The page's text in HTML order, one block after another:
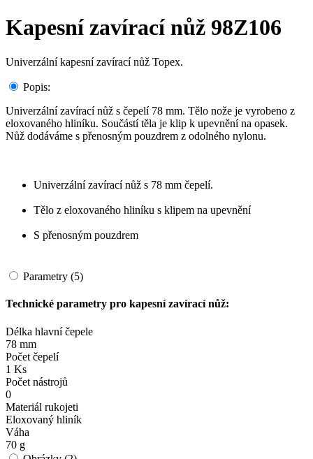
Kapesní zavírací nůž 98Z106
Univerzální kapesní zavírací nůž Topex.
Popis:
Univerzální zavírací nůž s čepelí 78 mm. Tělo nože je vyrobeno z
eloxovaného hliníku. Součástí těla je klip k upevnění na opasek.
Nůž dodáváme s přenosným pouzdrem z odolného nylonu.
Univerzální zavírací nůž s 78 mm čepelí.
Tělo z eloxovaného hliníku s klipem na upevnění
S přenosným pouzdrem
Parametry (5)
Technické parametry pro kapesní zavírací nůž:
Délka hlavní čepele
78 mm
Počet čepelí
1 Ks
Počet nástrojů
0
Materiál rukojeti
Eloxovaný hliník
Váha
70 g